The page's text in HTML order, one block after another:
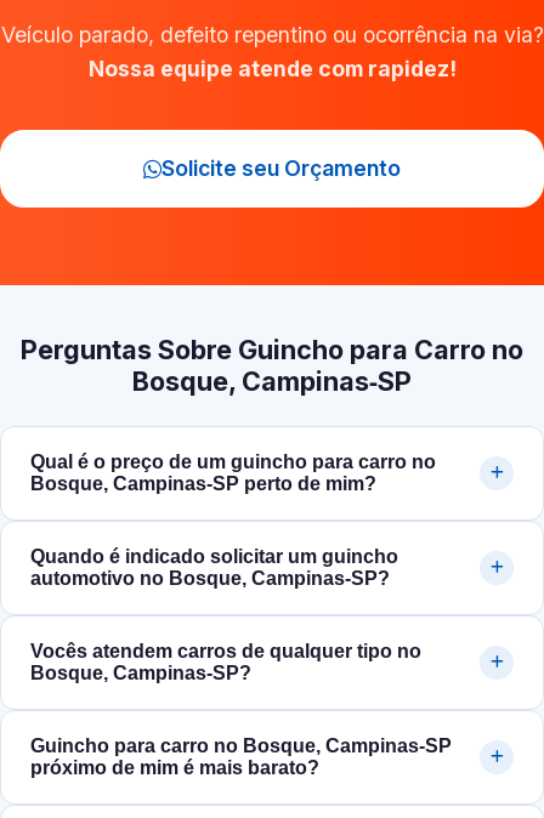
Veículo parado, defeito repentino ou ocorrência na via?
Nossa equipe atende com rapidez!
Solicite seu Orçamento
Perguntas Sobre Guincho para Carro no
Bosque, Campinas‑SP
Qual é o preço de um guincho para carro no
Bosque, Campinas‑SP perto de mim?
Quando é indicado solicitar um guincho
automotivo no Bosque, Campinas‑SP?
Vocês atendem carros de qualquer tipo no
Bosque, Campinas‑SP?
Guincho para carro no Bosque, Campinas‑SP
próximo de mim é mais barato?